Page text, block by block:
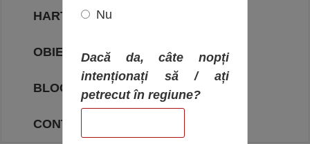
HARTA OBIECTIVELOR
OBIECTIVE
BLOG
CONTACT
Nu
Dacă da, câte nopți
intenționați să / ați
petrecut în regiune?